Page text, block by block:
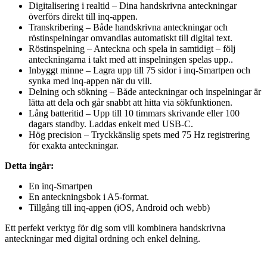
Digitalisering i realtid – Dina handskrivna anteckningar
överförs direkt till inq-appen.
Transkribering – Både handskrivna anteckningar och
röstinspelningar omvandlas automatiskt till digital text.
Röstinspelning – Anteckna och spela in samtidigt – följ
anteckningarna i takt med att inspelningen spelas upp..
Inbyggt minne – Lagra upp till 75 sidor i inq-Smartpen och
synka med inq-appen när du vill.
Delning och sökning – Både anteckningar och inspelningar är
lätta att dela och går snabbt att hitta via sökfunktionen.
Lång batteritid – Upp till 10 timmars skrivande eller 100
dagars standby. Laddas enkelt med USB-C.
Hög precision – Tryckkänslig spets med 75 Hz registrering
för exakta anteckningar.
Detta ingår:
En inq-Smartpen
En anteckningsbok i A5-format.
Tillgång till inq-appen (iOS, Android och webb)
Ett perfekt verktyg för dig som vill kombinera handskrivna
anteckningar med digital ordning och enkel delning.